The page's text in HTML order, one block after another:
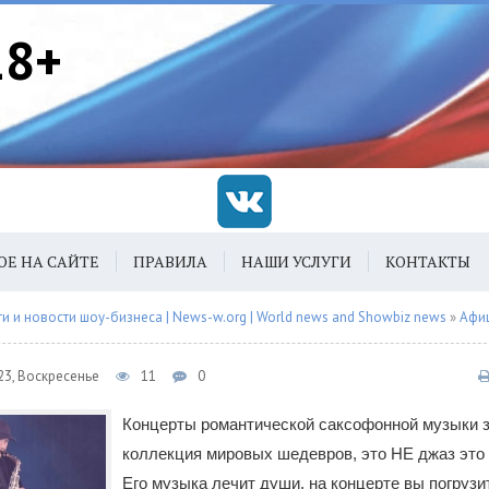
НА САЙТЕ ПРАВИЛА НАШИ УСЛУГИ КОНТАКТЫ
и новости шоу-бизнеса | News-w.org | World news and Showbiz news »
Воскресенье 11 0
Концерты романтической саксофонной музыки
коллекция мировых шедевров, это НЕ джаз
Его музыка лечит души, на концерте вы